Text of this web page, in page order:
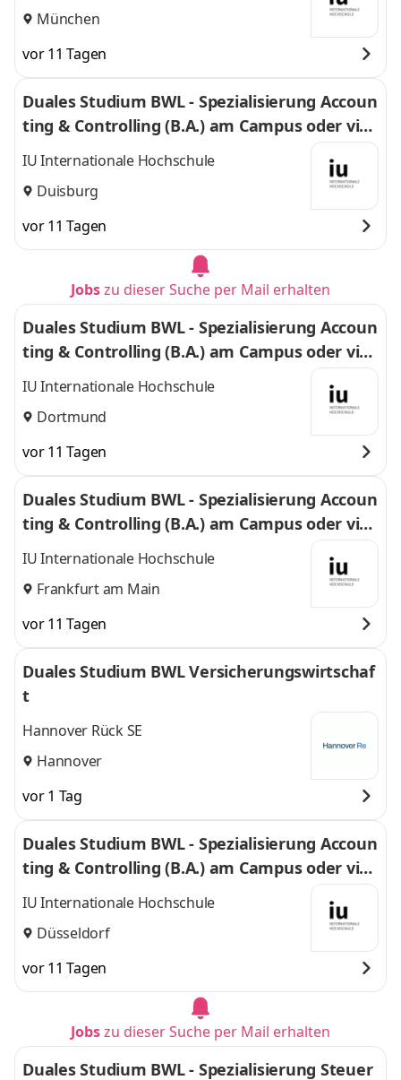
München
vor 11 Tagen
Duales Studium BWL - Spezialisierung Accoun
ting & Controlling (B.A.) am Campus oder virt
uell
IU Internationale Hochschule
Duisburg
vor 11 Tagen
Jobszu dieser Suche per Mail erhalten
Duales Studium BWL - Spezialisierung Accoun
ting & Controlling (B.A.) am Campus oder virt
uell
IU Internationale Hochschule
Dortmund
vor 11 Tagen
Duales Studium BWL - Spezialisierung Accoun
ting & Controlling (B.A.) am Campus oder virt
uell
IU Internationale Hochschule
Frankfurt am Main
vor 11 Tagen
Duales Studium BWL Versicherungswirtschaf
t
Hannover Rück SE
Hannover
vor 1 Tag
Duales Studium BWL - Spezialisierung Accoun
ting & Controlling (B.A.) am Campus oder virt
uell
IU Internationale Hochschule
Düsseldorf
vor 11 Tagen
Jobszu dieser Suche per Mail erhalten
Duales Studium BWL - Spezialisierung Steuer